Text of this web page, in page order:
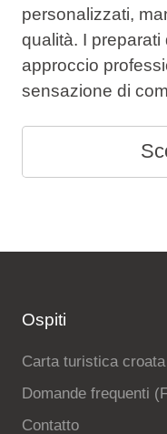
personalizzati,
qualità. I preparati
approccio
sensazione di
Ospiti
Carta turistica croata
Domande frequenti
Contatto